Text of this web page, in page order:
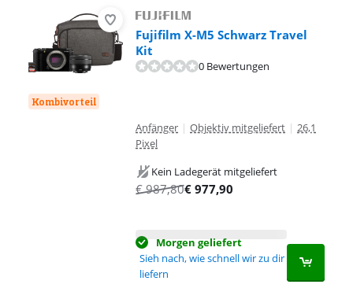
Kombivorteil
Fujifilm X-M5 Schwarz Travel
Kit
0 Bewertungen
Anfänger | Objektiv mitgeliefert | 26,1
Pixel
Kein Ladegerät mitgeliefert
€987,80€ 977,90
Morgen geliefert
Sieh nach, wie schnell wir zu dir
liefern